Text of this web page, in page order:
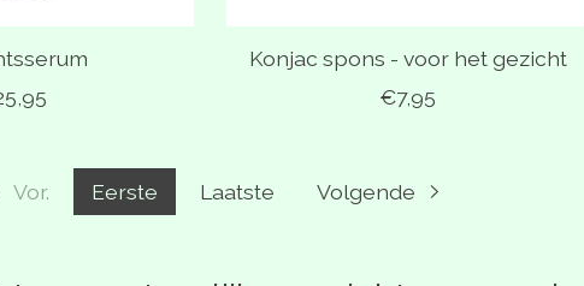
Konjac spons - voor het gezicht
€7,95
Vor. Eerste Laatste Volgende